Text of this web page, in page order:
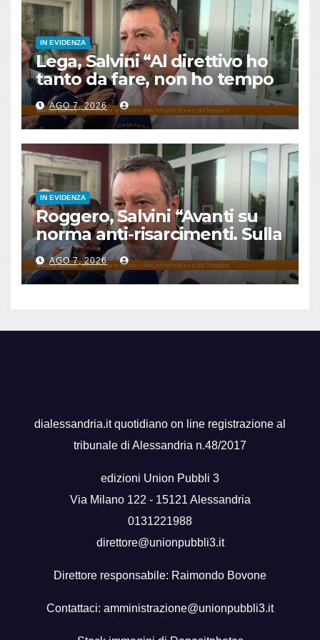
IN EVIDENZA
Lega, Salvini “Al direttivo ho
tanto da fare, non ho tempo
per litigare”
AGO 7, 2026
IN EVIDENZA
Roggero, Salvini “Avanti su
norma anti-risarcimenti. Sulla
grazia profilo basso”
AGO 7, 2026
dialessandria.it quotidiano on line registrazione al
tribunale di Alessandria n.48/2017
edizioni Union Pubbli 3
Via Milano 122 - 15121 Alessandria
0131221988
direttore@unionpubbli3.it
Direttore responsabile: Raimondo Bovone
Contattaci: amministrazione@unionpubbli3.it